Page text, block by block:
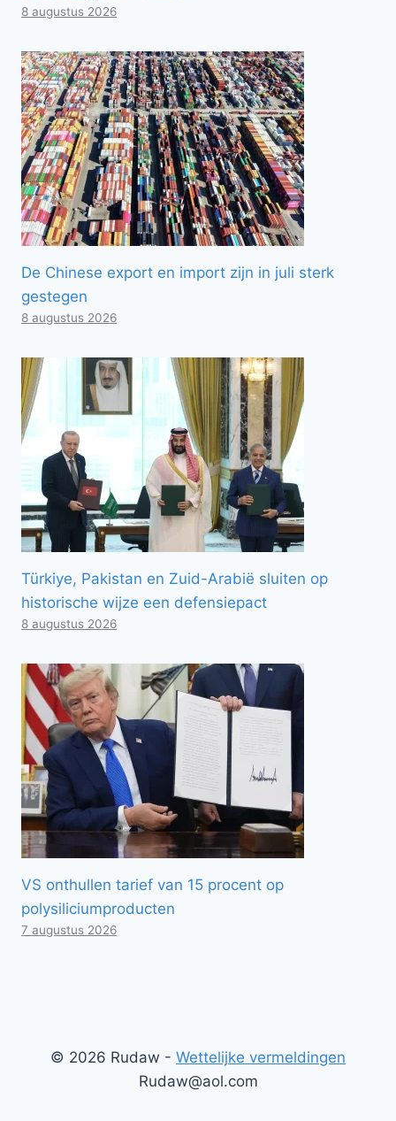
8 augustus 2026
De Chinese export en import zijn in juli sterk
gestegen
8 augustus 2026
Türkiye, Pakistan en Zuid-Arabië sluiten op
historische wijze een defensiepact
8 augustus 2026
VS onthullen tarief van 15 procent op
polysiliciumproducten
7 augustus 2026
© 2026 Rudaw - Wettelijke vermeldingen
Rudaw@aol.com